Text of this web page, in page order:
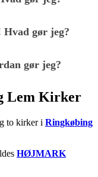
Hvad gør jeg?
gør jeg?
Lem Kirker
to kirker i Ringkøbing
HØJMARK